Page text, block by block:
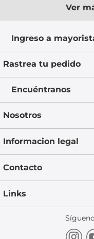
Ver
Ingreso a
Rastrea tu pedido
Encuéntranos
Nosotros
Informacion legal
Contacto
Links